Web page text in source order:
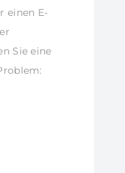
einen E-
Sie eine